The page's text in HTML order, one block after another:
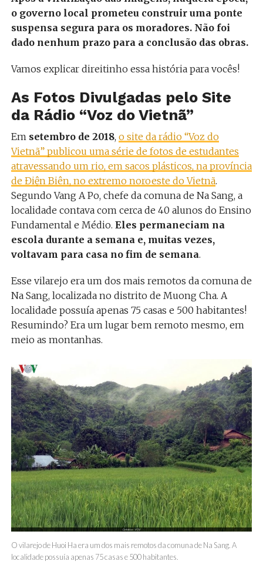
o governo local prometeu construir uma ponte
suspensa segura para os moradores. Não foi
dado nenhum prazo para a conclusão das obras.
Vamos explicar direitinho essa história para vocês!
As Fotos Divulgadas pelo Site
da Rádio “Voz do Vietnã”
Em setembro de 2018, o site da rádio “Voz do
Vietnã” publicou uma série de fotos de estudantes
atravessando um rio, em sacos plásticos, na província
de Điện Biên, no extremo noroeste do Vietnã.
Segundo Vang A Po, chefe da comuna de Na Sang, a
localidade contava com cerca de 40 alunos do Ensino
Fundamental e Médio. Eles permaneciam na
escola durante a semana e, muitas vezes,
voltavam para casa no fim de semana.
Esse vilarejo era um dos mais remotos da comuna de
Na Sang, localizada no distrito de Muong Cha. A
localidade possuía apenas 75 casas e 500 habitantes!
Resumindo? Era um lugar bem remoto mesmo, em
meio as montanhas.
O vilarejo de Huoi Ha era um dos mais remotos da comuna de Na Sang. A
localidade possuía apenas 75 casas e 500 habitantes.